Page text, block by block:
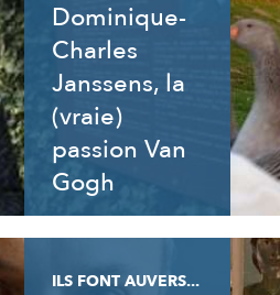
Dominique-
Charles
Janssens, la
(vraie)
passion Van
Gogh
ILS FONT AUVERS...